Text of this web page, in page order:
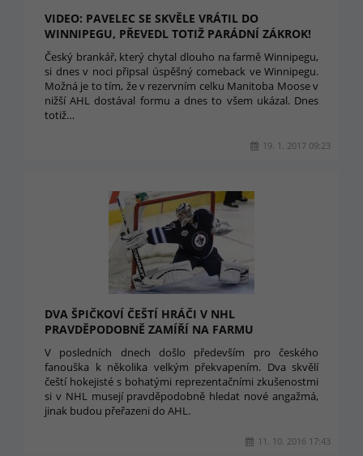
VIDEO: PAVELEC SE SKVĚLE VRÁTIL DO
WINNIPEGU, PŘEVEDL TOTIŽ PARÁDNÍ ZÁKROK!
Český brankář, který chytal dlouho na farmě Winnipegu,
si dnes v noci připsal úspěšný comeback ve Winnipegu.
Možná je to tím, že v rezervním celku Manitoba Moose v
nižší AHL dostával formu a dnes to všem ukázal. Dnes
totiž…
19. 1. 2017 09:23
DVA ŠPIČKOVÍ ČEŠTÍ HRÁČI V NHL
PRAVDĚPODOBNĚ ZAMÍŘÍ NA FARMU
V posledních dnech došlo především pro českého
fanouška k několika velkým překvapením. Dva skvělí
čeští hokejisté s bohatými reprezentačními zkušenostmi
si v NHL musejí pravděpodobně hledat nové angažmá,
jinak budou přeřazeni do AHL.
11. 10. 2016 17:43